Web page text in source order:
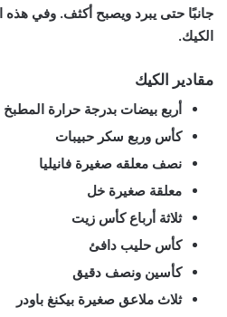
جانبًا حتى يبرد ويصبح أكثف. وفي هذه
الكيك.
مقادير الكيك
أربع بيضات بدرجة حرارة المطبخ
كأس وربع سكر حبيبات
نصف معلقه صغيرة فانيليا
معلقة صغيرة خل
ثلاثة أرباع كأس زيت
كأس حليب دافئ
كأسين ونصف دقيق
ثلاث ملاعق صغيرة بيكنغ باودر